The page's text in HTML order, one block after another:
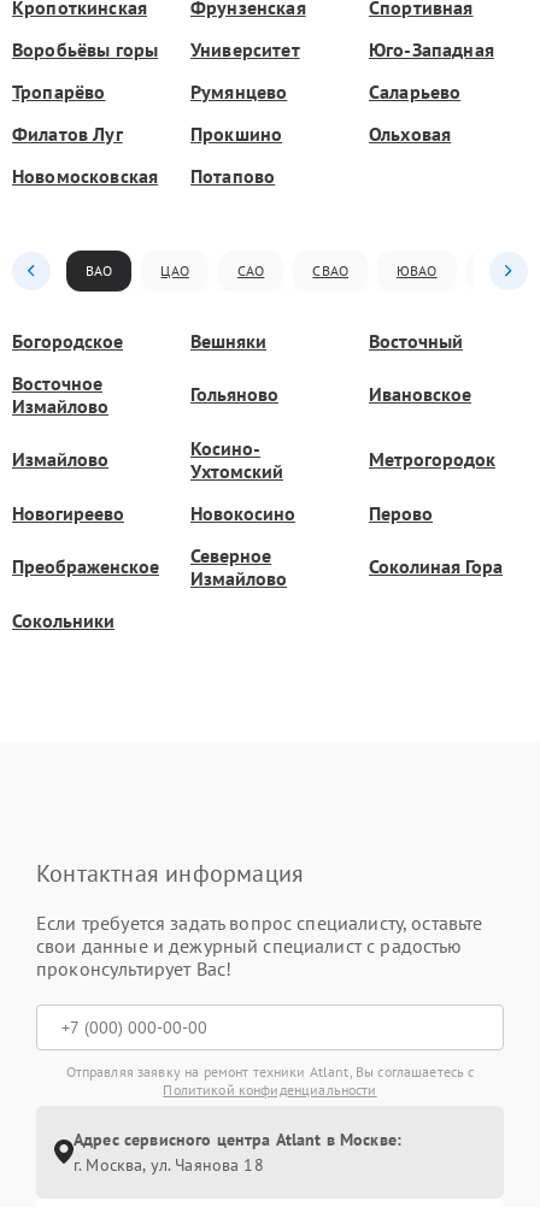
Кропоткинская Фрунзенская
Спортивная
Воробьёвы горы
Университет
Юго-Западная
Тропарёво
Румянцево
Саларьево
Филатов Луг
Прокшино
Ольховая
Новомосковская
Потапово
ВАО ЦАО САО СВАО ЮВАО ЮАО
Богородское Вешняки
Восточный
Восточное
Измайлово
Гольяново Ивановское
Измайлово
Косино-
Ухтомский
Метрогородок
Новогиреево Новокосино Перово
Преображенское
Северное
Измайлово
Соколиная Гора
Сокольники
Контактная информация
Если требуется задать вопрос специалисту, оставьте
свои данные и дежурный специалист с радостью
проконсультирует Вас!
Отправляя заявку на ремонт техники Atlant, Вы соглашаетесь с
Политикой конфиденциальности
Адрес сервисного центра Atlant в Москве:
г. Москва, ул. Чаянова 18